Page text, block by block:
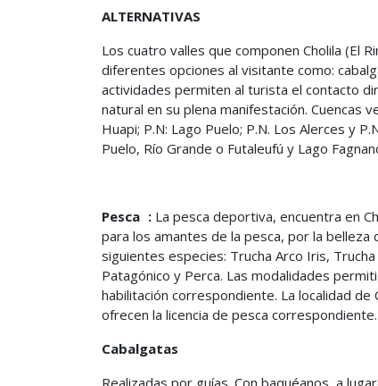
ALTERNATIVAS
Los cuatro valles que componen Cholila (El
diferentes opciones al visitante como:
actividades permiten al turista el contacto
natural en su plena manifestación. Cuencas
Huapi; P.N: Lago Puelo; P.N. Los Alerces y
Puelo, Río Grande o Futaleufú y Lago
Pesca : La pesca deportiva, encuentra en
para los amantes de la pesca, por la
siguientes especies: Trucha Arco Iris,
Patagónico y Perca. Las modalidades
habilitación correspondiente. La localidad
ofrecen la licencia de pesca
Cabalgatas
Realizadas por guías. Con baquéanos, a